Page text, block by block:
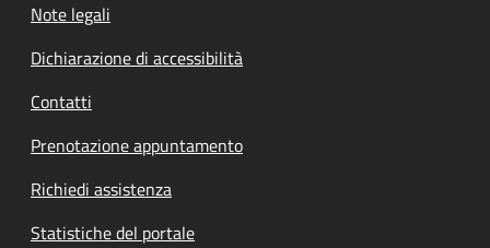
Note legali
Dichiarazione di accessibilità
Contatti
Prenotazione appuntamento
Richiedi assistenza
Statistiche del portale